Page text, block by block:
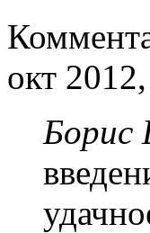
окт
Борис